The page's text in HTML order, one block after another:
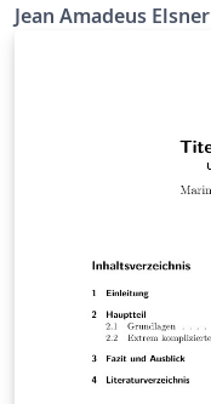
Jean Amadeus Elsner